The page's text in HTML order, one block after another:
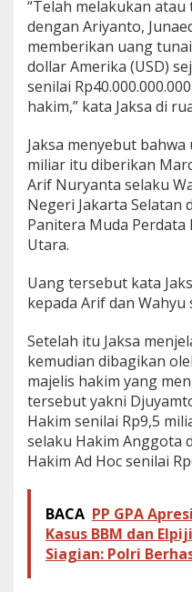
“Telah melakukan
dengan Ariyanto,
memberikan uang
dollar Amerika (USD)
senilai
hakim,” kata Jaksa di
Jaksa menyebut
miliar itu diberikan
Arif Nuryanta selaku
Negeri Jakarta Selatan
Panitera Muda Perdata
Utara.
Uang tersebut kata
kepada Arif dan Wahyu
Setelah itu Jaksa
kemudian dibagikan
majelis hakim yang
tersebut yakni
Hakim senilai Rp9,5
selaku Hakim Anggota
Hakim Ad Hoc senilai
BACA PP GPA
Kasus BBM dan
Siagian: Polri